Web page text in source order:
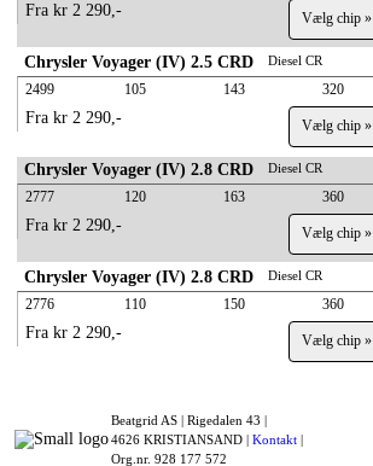
Fra kr 2 290,- Vælg chip »
Chrysler Voyager (IV) 2.5 CRD Diesel CR
2499 105 143 320
Fra kr 2 290,- Vælg chip »
Chrysler Voyager (IV) 2.8 CRD Diesel CR
2777 120 163 360
Fra kr 2 290,- Vælg chip »
Chrysler Voyager (IV) 2.8 CRD Diesel CR
2776 110 150 360
Fra kr 2 290,- Vælg chip »
Beatgrid AS | Rigedalen 43 |
4626 KRISTIANSAND | Kontakt |
Org.nr. 928 177 572